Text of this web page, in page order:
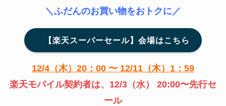
＼ふだんのお買い物をおトクに／
【楽天スーパーセール】会場はこちら
12/4（木）20：00 〜 12/11（木）1：59
楽天モバイル契約者は、12/3（水） 20:00〜先行セ
ール